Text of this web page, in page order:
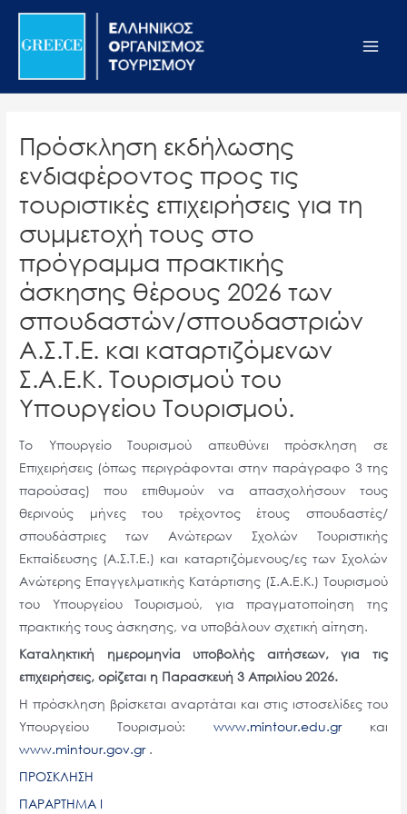
Σημείωση:
ιστότοπος
σύστημα
προσβασιμότητας.
Μετάβαση
περιεχόμενο
Πρόσκληση εκδήλωσης
ενδιαφέροντος προς τις
τουριστικές επιχειρήσεις για τη
συμμετοχή τους στο
πρόγραμμα πρακτικής
άσκησης θέρους 2026 των
σπουδαστών/σπουδαστριών
Α.Σ.Τ.Ε. και καταρτιζόμενων
Σ.Α.Ε.Κ. Τουρισμού του
Υπουργείου Τουρισμού.
Το Υπουργείο Τουρισμού απευθύνει πρόσκληση σε
Επιχειρήσεις (όπως περιγράφονται στην παράγραφο 3 της
παρούσας) που επιθυμούν να απασχολήσουν τους
θερινούς μήνες του τρέχοντος έτους σπουδαστές/
σπουδάστριες των Ανώτερων Σχολών Τουριστικής
Εκπαίδευσης (Α.Σ.Τ.Ε.) και καταρτιζόμενους/ες των Σχολών
Ανώτερης Επαγγελματικής Κατάρτισης (Σ.Α.Ε.Κ.) Τουρισμού
του Υπουργείου Τουρισμού, για πραγματοποίηση της
πρακτικής τους άσκησης, να υποβάλουν σχετική αίτηση.
Kαταληκτική ημερομηνία υποβολής αιτήσεων, για τις
επιχειρήσεις, ορίζεται η Παρασκευή 3 Απριλίου 2026.
Η πρόσκληση βρίσκεται αναρτάται και στις ιστοσελίδες του
Υπουργείου Τουρισμού: www.mintour.edu.grκαι
www.mintour.gov.gr.
ΠΡΟΣΚΛΗΣΗ
ΠΑΡΑΡΤΗΜΑ Ι